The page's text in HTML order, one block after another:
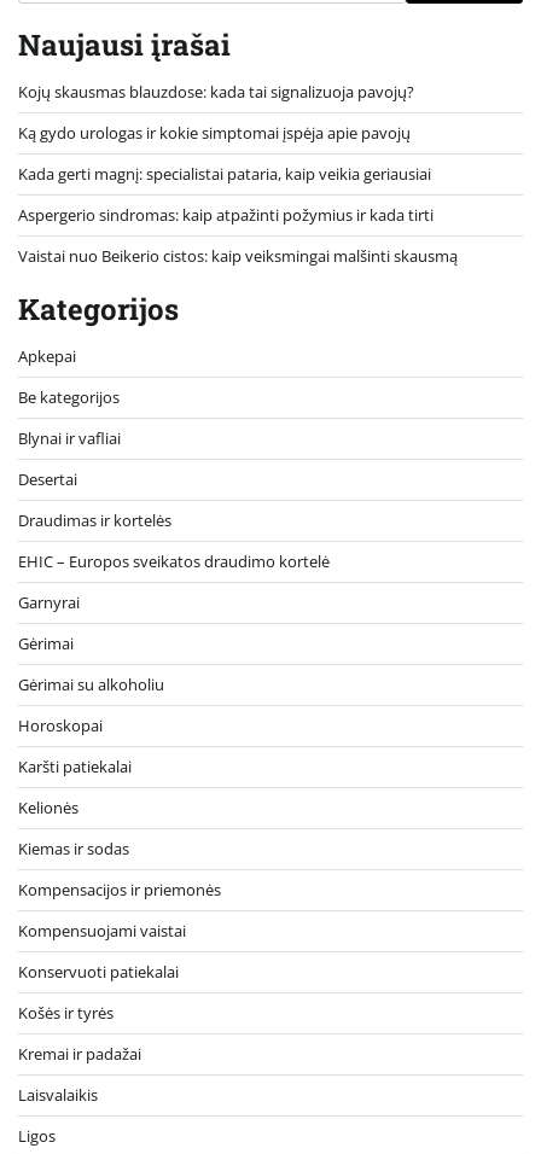
Naujausi įrašai
Kojų skausmas blauzdose: kada tai signalizuoja pavojų?
Ką gydo urologas ir kokie simptomai įspėja apie pavojų
Kada gerti magnį: specialistai pataria, kaip veikia geriausiai
Aspergerio sindromas: kaip atpažinti požymius ir kada tirti
Vaistai nuo Beikerio cistos: kaip veiksmingai malšinti skausmą
Kategorijos
Apkepai
Be kategorijos
Blynai ir vafliai
Desertai
Draudimas ir kortelės
EHIC – Europos sveikatos draudimo kortelė
Garnyrai
Gėrimai
Gėrimai su alkoholiu
Horoskopai
Karšti patiekalai
Kelionės
Kiemas ir sodas
Kompensacijos ir priemonės
Kompensuojami vaistai
Konservuoti patiekalai
Košės ir tyrės
Kremai ir padažai
Laisvalaikis
Ligos